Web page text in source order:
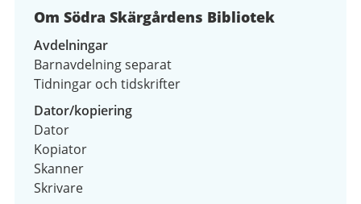
Om Södra Skärgårdens Bibliotek
Avdelningar
Barnavdelning separat
Tidningar och tidskrifter
Dator/kopiering
Dator
Kopiator
Skanner
Skrivare